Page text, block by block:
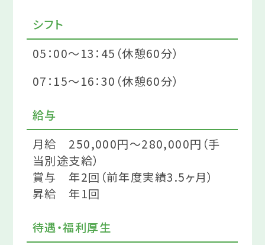
シフト
05：00～13：45（休憩60分）
07：15～16：30（休憩60分）
給与
月給 250,000円～280,000円（手
当別途支給）
賞与 年2回（前年度実績3.5ヶ月）
昇給 年1回
待遇・福利厚生